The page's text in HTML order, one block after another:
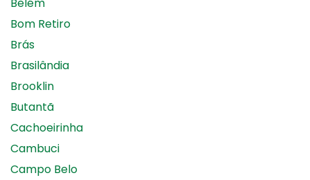
Bom Retiro
Brás
Brasilândia
Brooklin
Butantã
Cachoeirinha
Cambuci
Campo Belo